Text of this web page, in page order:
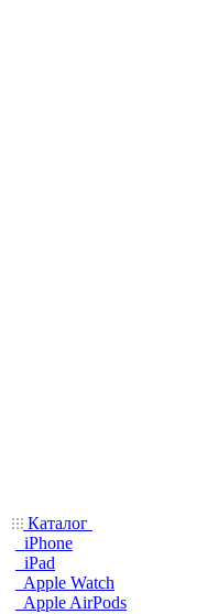
Каталог
iPhone
iPad
Apple Watch
Apple AirPods